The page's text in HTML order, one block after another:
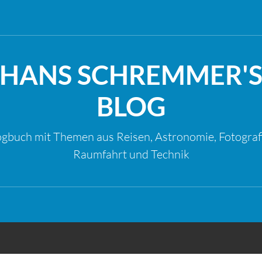
HANS SCHREMMER'S
BLOG
mit Themen aus Reisen, Astronomie,
Raumfahrt und Technik